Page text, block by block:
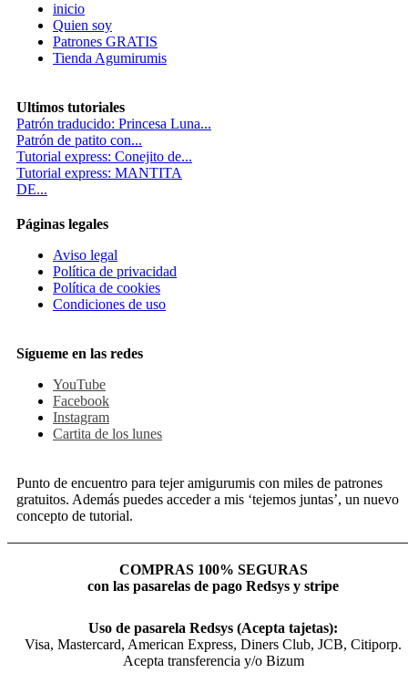
inicio
Quien soy
Patrones GRATIS
Tienda Agumirumis
Ultimos tutoriales
Patrón traducido: Princesa Luna...
Patrón de patito con...
Tutorial express: Conejito de...
Tutorial express: MANTITA
DE...
Páginas legales
Aviso legal
Política de privacidad
Política de cookies
Condiciones de uso
Sígueme en las redes
YouTube
Facebook
Instagram
Cartita de los lunes
Punto de encuentro para tejer amigurumis con miles de patrones
gratuitos. Además puedes acceder a mis ‘tejemos juntas’, un nuevo
concepto de tutorial.
COMPRAS 100% SEGURAS
con las pasarelas de pago Redsys y stripe
Uso de pasarela Redsys (Acepta tajetas):
Visa, Mastercard, American Express, Diners Club, JCB, Citiporp.
Acepta transferencia y/o Bizum